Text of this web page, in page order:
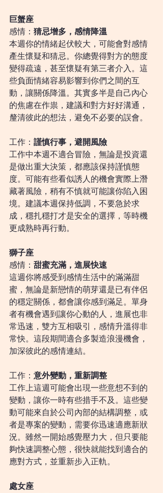
巨蟹座
感情： 猜忌增多，感情降溫
本週你的情緒起伏較大，可能會對感情
產生懷疑和猜忌。你總覺得對方的態度
變得疏遠，甚至懷疑有第三者介入。這
些負面情緒容易影響到你們之間的互
動，讓關係降溫。其實多半是自己內心
的焦慮在作祟，建議和對方好好溝通，
釐清彼此的想法，避免不必要的誤會。
工作： 謹慎行事，避開風險
工作中本週不適合冒險，無論是投資還
是做出重大決策，都應該保持謹慎態
度。可能有些看似誘人的機會實際上潛
藏著風險，稍有不慎就可能讓你陷入困
境。建議本週保持低調，不要急於求
成，穩扎穩打才是安全的選擇，等時機
更成熟時再行動。
獅子座
感情： 甜蜜充滿，進展快速
這週你將感受到感情生活中的滿滿甜
蜜，無論是新戀情的萌芽還是已有伴侶
的穩定關係，都會讓你感到滿足。單身
者有機會遇到讓你心動的人，進展也非
常迅速，雙方互相吸引，感情升溫得非
常快。這段期間適合多製造浪漫機會，
加深彼此的感情連結。
工作： 意外變動，重新調整
工作上這週可能會出現一些意想不到的
變動，讓你一時有些措手不及。這些變
動可能來自於公司內部的結構調整，或
者是專案的變動，需要你迅速適應新狀
況。雖然一開始感覺壓力大，但只要能
夠快速調整心態，很快就能找到適合的
應對方式，並重新步入正軌。
處女座